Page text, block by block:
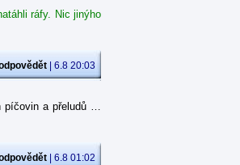
ráfy. Nic jinýho
| 6.8 20:03
píčovin a přeludů …
| 6.8 01:02